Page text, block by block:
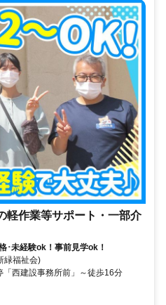
軽作業等サポート・一部介
･未経験ok！事前見学ok！
緑福祉会)
西建設事務所前」～徒歩16分